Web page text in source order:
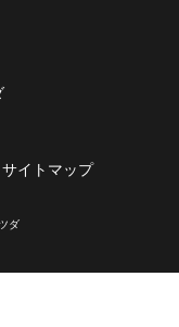
サイトマップ
ダ